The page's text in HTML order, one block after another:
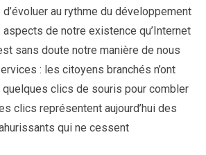
d’évoluer au rythme du développement
aspects de notre existence qu’Internet
sans doute notre manière de nous
: les citoyens branchés n’ont
quelques clics de souris pour combler
clics représentent aujourd’hui des
qui ne cessent